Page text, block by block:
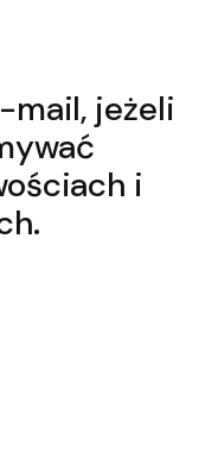
mail, jeżeli
i